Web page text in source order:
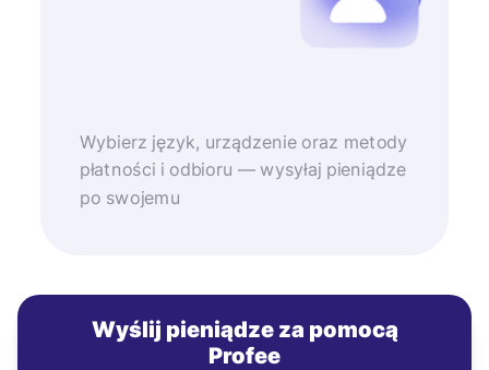
Wybierz język, urządzenie oraz metody
płatności i odbioru — wysyłaj pieniądze
po swojemu
Wyślij pieniądze za pomocą
Profee